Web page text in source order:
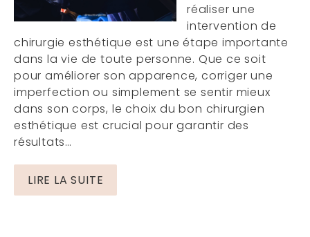
réaliser une
intervention de
chirurgie esthétique est une étape importante
dans la vie de toute personne. Que ce soit
pour améliorer son apparence, corriger une
imperfection ou simplement se sentir mieux
dans son corps, le choix du bon chirurgien
esthétique est crucial pour garantir des
résultats…
LIRE LA SUITE